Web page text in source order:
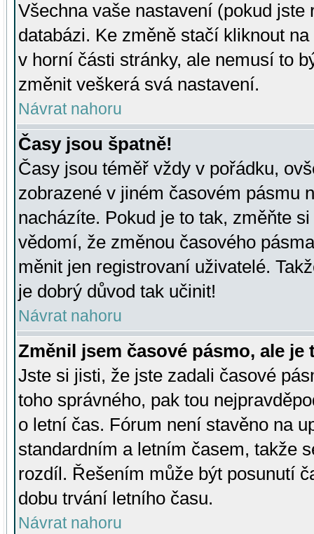
Všechna vaše nastavení (pokud
databázi. Ke změně stačí kliknout
v horní části stránky, ale nemusí to
změnit veškerá svá nastavení.
Návrat nahoru
Časy jsou špatně!
Časy jsou téměř vždy v pořádku,
zobrazené v jiném časovém pásmu
nacházíte. Pokud je to tak, změňte
vědomí, že změnou časového
měnit jen registrovaní uživatelé.
je dobrý důvod tak učinit!
Návrat nahoru
Změnil jsem časové pásmo, ale je
Jste si jisti, že jste zadali časové
toho správného, pak tou
o letní čas. Fórum není stavěno na
standardním a letním časem, takže
rozdíl. Řešením může být posunutí
dobu trvání letního času.
Návrat nahoru